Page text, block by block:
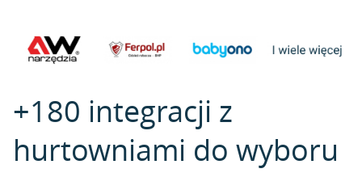
+180 integracji z
hurtowniami do wyboru